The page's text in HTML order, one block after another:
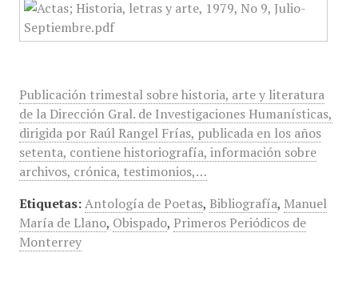
Publicación trimestal sobre historia, arte y literatura
de la Dirección Gral. de Investigaciones Humanísticas,
dirigida por Raúl Rangel Frías, publicada en los años
setenta, contiene historiografía, información sobre
archivos, crónica, testimonios,…
Etiquetas: Antología de Poetas, Bibliografía, Manuel
María de Llano, Obispado, Primeros Periódicos de
Monterrey